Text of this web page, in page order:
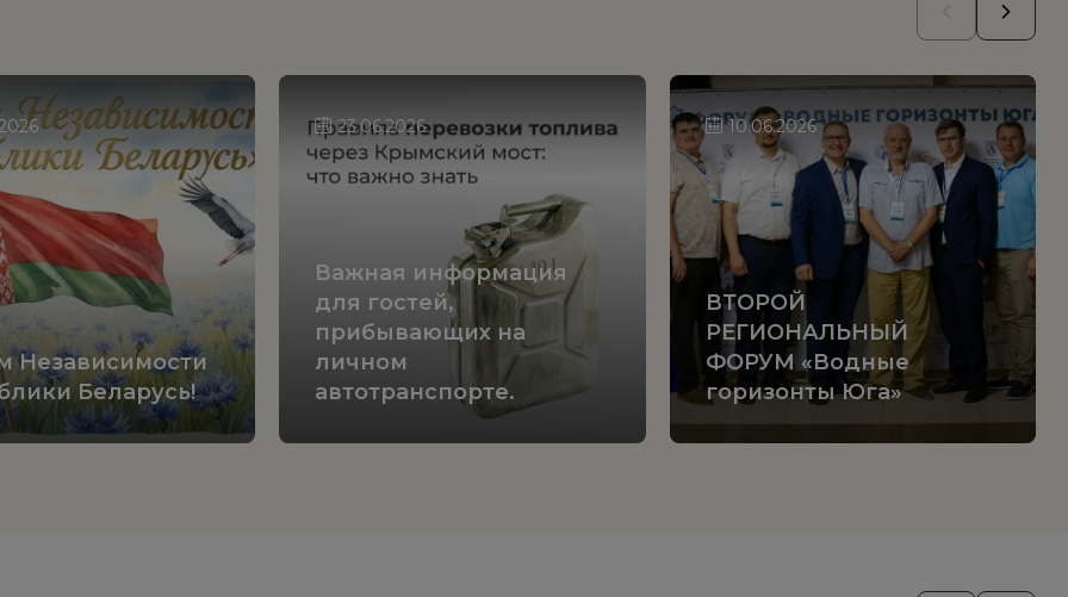
Независимости
Беларусь!
23.06.2026
Важная информация
для гостей,
прибывающих на
личном
автотранспорте.
10.06.2026
ВТОРОЙ
РЕГИОНАЛЬНЫЙ
ФОРУМ «Водные
горизонты Юга»